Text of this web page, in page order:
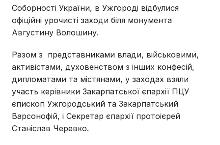
Соборності України, в Ужгороді відбулися
офіційні урочисті заходи біля монумента
Августину Волошину.
Разом з представниками влади, військовими,
активістами, духовенством з інших конфесій,
дипломатами та містянами, у заходах взяли
участь керівники Закарпатської єпархії ПЦУ
єпископ Ужгородський та Закарпатський
Варсонофій, і Секретар єпархії протоієрей
Станіслав Черевко.